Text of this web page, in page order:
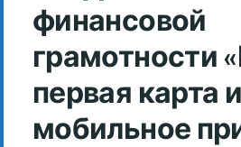
финансовой
грамотности
первая карта
мобильное